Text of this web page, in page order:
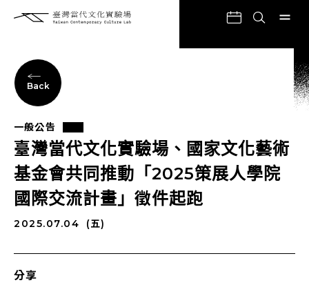
Back
一般公告
臺灣當代文化實驗場、國家文化藝術
基金會共同推動「2025策展人學院
國際交流計畫」徵件起跑
2025.07.04 (五)
分享